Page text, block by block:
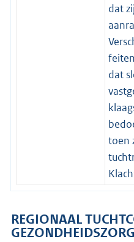
dat
dat
toen
REGIONAAL